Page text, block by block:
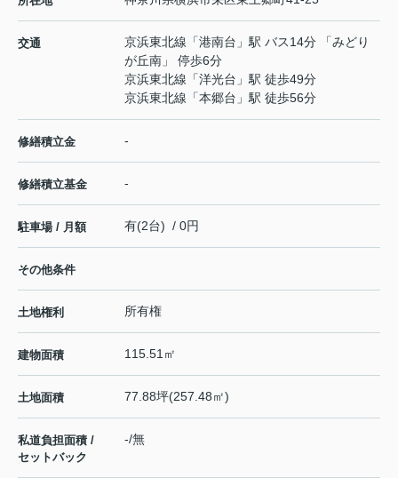
交通 京浜東北線 「港南台 」駅 バス14分 「みどり
が丘南」 停歩6分
京浜東北線 「洋光台 」駅 徒歩49分
京浜東北線 「本郷台 」駅 徒歩56分
修繕積立金 -
修繕積立基金 -
駐車場 / 月額 有(2台) / 0円
その他条件
土地権利 所有権
建物面積 115.51㎡
土地面積 77.88坪(257.48㎡)
私道負担面積 /
セットバック
-/無